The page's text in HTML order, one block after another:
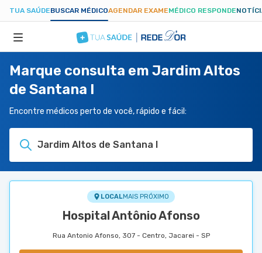
TUA SAÚDEBUSCAR MÉDICOAGENDAR EXAMEMÉDICO RESPONDE
ESPECIALIDADES
HOSPITAIS
TUASAUDE.COM
Marque consulta em Jardim Altos
de Santana I
Encontre médicos perto de você, rápido e fácil:
Jardim Altos de Santana I
LOCALMAIS PRÓXIMO
Hospital Antônio Afonso
Rua Antonio Afonso, 307 - Centro, Jacarei - SP